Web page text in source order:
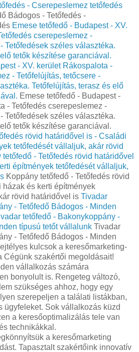
- Cserepeslemez tetőfedés
Bádogos - Tetőfedés -
Emese tetőfedő - Budapest - XV.
cserepeslemez -
Tetőfedések széles választéka.
tetők készítése garanciával.
- XV. kerület Rákospalota -
- Tetőfelújítás, tetőcsere -
Tetőfelújítás, terasz és elő
Emese tetőfedő - Budapest -
- Tetőfedés cserepeslemez -
Tetőfedések széles választéka.
tetők készítése garanciával.
rövid határidővel is - Családi
tetőfedését vállaljuk, akár rövid
tetőfedő - Tetőfedés rövid határidővel
építmények tetőfedését vállaljuk,
Koppány tetőfedő - Tetőfedés rövid
és kerti építmények
rövid határidővel is Tivadar
- Tetőfedő Bádogos - Minden
tetőfedő - Bakonykoppány -
típusú tetőt vállalunk Tivadar
- Tetőfedő Bádogos - Minden
kulcsok a keresőmarketing-
Cégünk szakértői megoldásait!
vállalkozás számára
bonyolult is. Rengeteg változó,
szükséges ahhoz, hogy egy
szerepeljen a találati listákban,
ügyfeleket. Sok vállalkozás küzd
a keresőoptimalizálás tele van
technikákkal.
a keresőmarketing
Tapasztalt szakértőink innovatív